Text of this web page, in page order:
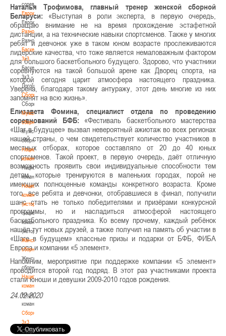
соревнования
Еврокубки
Еврокубки
Разное
Разное
Баскетбол
3х3
Баскетбол
3х3
Лого[modid=121]
Сборные
Сборные
Мужские
сборные
Мужские
сборные
Национальная
команда
Национальная
команда
Национальная
команда
(история)
Национальная
команда
(история)
Женские
сборные
Женские
сборные
Национальная
команда
Национальная
команда
Сборные
3х3
Сборные
Наталья Трофимова, главный тренер женской сборной
Беларуси: «Выступая в роли эксперта, в первую очередь,
обращаю внимание не на время прохождение эстафетной
дистанции, а на технические навыки спортсменов. Также у многих
ребят и девчонок уже в таком юном возрасте прослеживаются
лидерские качества, что тоже является немаловажным фактором
для большого баскетбольного будущего. Здорово, что участники
соревнуются на такой большой арене как Дворец спорта, на
которой сегодня царит атмосфера настоящего праздника.
Уверена, благодаря такому антуражу, этот день многие из них
запомнят на всю жизнь».
Елизавета Фомина, специалист отдела по проведению
соревнований БФБ: «Фестиваль баскетбольного мастерства
«Шаг в будущее» вызвал невероятный ажиотаж во всех регионах
нашей страны, о чем свидетельствует количество участников в
местных отборах, которое составляло от 20 до 40 юных
спортсменов. Такой проект, в первую очередь, даёт отличную
возможность проявить свои индивидуальные способности тем
детям, которые тренируются в маленьких городах, порой не
имеющих полноценные команды конкретного возраста. Кроме
того, все ребята и девчонки, отобравшиеся в финал, получили
шанс стать не только победителями и призёрами конкурсной
программы, но и насладиться атмосферой настоящего
баскетбольного праздника. Ко всему прочему, каждый ребёнок
нашёл тут новых друзей, а также получил на память об участии в
«Шаге в будущем» классные призы и подарки от БФБ, ФИБА
Европа и компании «5 элемент».
Напомним, мероприятие при поддержке компании «5 элемент»
проводится второй год подряд. В этот раз участниками проекта
стали юноши и девушки 2009-2010 годов рождения.
24.02.2020